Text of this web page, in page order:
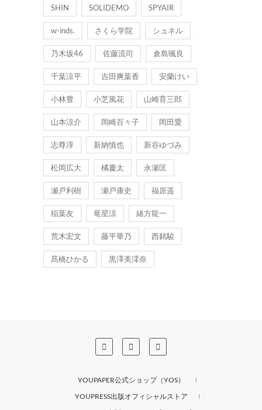
SHIN SOLIDEMO SPYAIR
w-inds. さくら学院 シュネル
乃木坂46 佐藤流司 倉島颯良
千葉涼平 吉田爽葉香 安蘭けい
小林豊 小芝風花 山崎育三郎
山本涼介 岡崎百々子 岡田愛
志尊淳 新納慎也 新谷ゆづみ
松岡広大 橘慶太 永瀬匡
瀬戸利樹 瀬戸康史 福原遥
稲葉友 竜星涼 緒方龍一
荒木宏文 藤平華乃 西銘駿
髙橋ひかる 黒澤美澪奈
YOUPAPER公式ショップ（YOS）
YOUPRESS出版オフィシャルストア